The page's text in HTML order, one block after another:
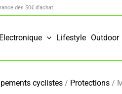
dès 50€ d'achat
Electronique Lifestyle Outdoor
cyclistes/ Protections/